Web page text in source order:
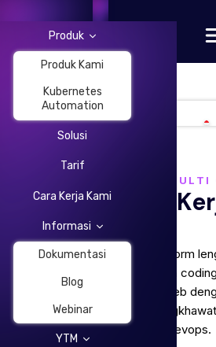
Produk
Produk Kami
Kubernetes
Automation
Solusi
Tarif
Cara Kerja Kami
Informasi
Dokumentasi
Blog
Webinar
YTM
PLATFORM MULTI
Cara
Lyrid adalah platform
memungkinkan Anda
mengelola aplikasi web
tinggi —tanpa
atau devops.